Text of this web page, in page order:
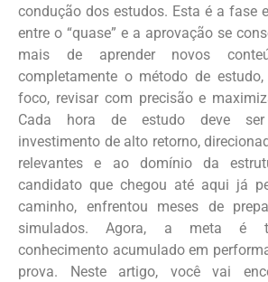
condução dos estudos. Esta é a fase
entre o “quase” e a aprovação se
mais de aprender novos
completamente o método de
foco, revisar com precisão e
Cada hora de estudo deve
investimento de alto retorno,
relevantes e ao domínio da
candidato que chegou até aqui já
caminho, enfrentou meses de
simulados. Agora, a meta é
conhecimento acumulado em
prova. Neste artigo, você vai